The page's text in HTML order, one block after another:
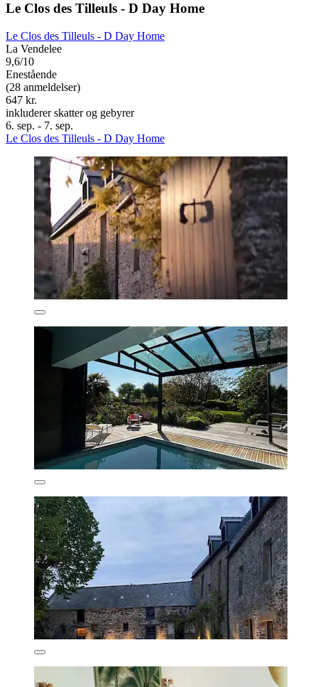
Le Clos des Tilleuls - D Day Home
Le Clos des Tilleuls - D Day Home
La Vendelee
9,6/10
Enestående
(28 anmeldelser)
647 kr.
inkluderer skatter og gebyrer
6. sep. - 7. sep.
Le Clos des Tilleuls - D Day Home